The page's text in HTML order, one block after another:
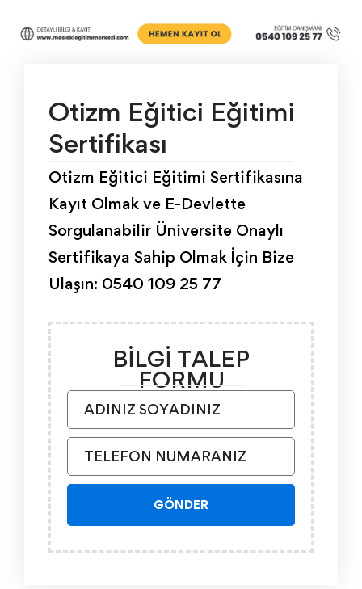
Otizm Eğitici Eğitimi
Sertifikası
Otizm Eğitici Eğitimi Sertifikasına
Kayıt Olmak ve E-Devlette
Sorgulanabilir Üniversite Onaylı
Sertifikaya Sahip Olmak İçin Bize
Ulaşın: 0540 109 25 77
BİLGİ TALEP
FORMU
GÖNDER